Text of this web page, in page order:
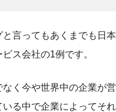
と言ってもあくまでも日
ス会社の1例です。
なく今や世界中の企業が
いる中で企業によってそ